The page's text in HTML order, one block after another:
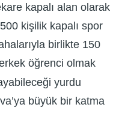
kapalı alan olarak
kişilik kapalı spor
birlikte 150
öğrenci olmak
yurdu
büyük bir katma